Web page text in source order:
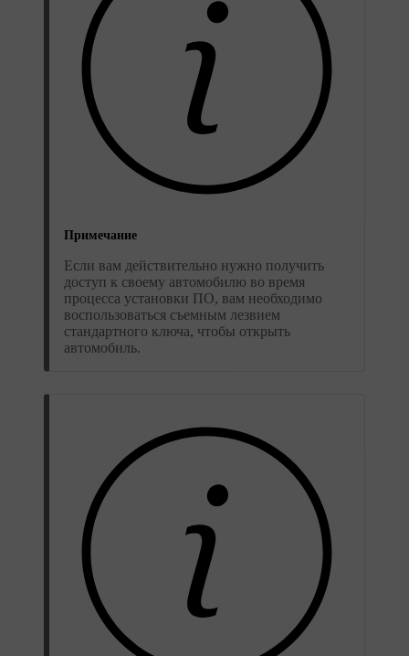
Примечание
Если вам действительно нужно получить
доступ к своему автомобилю во время
процесса установки ПО, вам необходимо
воспользоваться съемным лезвием
стандартного ключа, чтобы открыть
автомобиль.